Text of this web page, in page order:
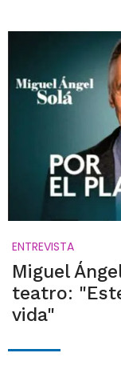
ENTREVISTA
Miguel
teatro:
vida"